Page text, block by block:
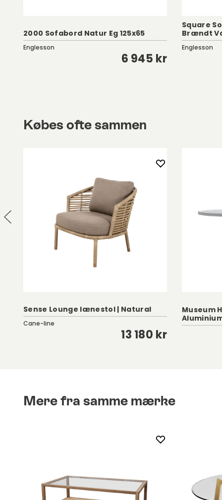
2000 Sofabord Natur Eg 125x65
Englesson
6 945 kr
Square
Brændt
Englesson
Købes ofte sammen
Sense Lounge lænestol | Natural
Cane-line
13 180 kr
Museum
Mere fra samme mærke